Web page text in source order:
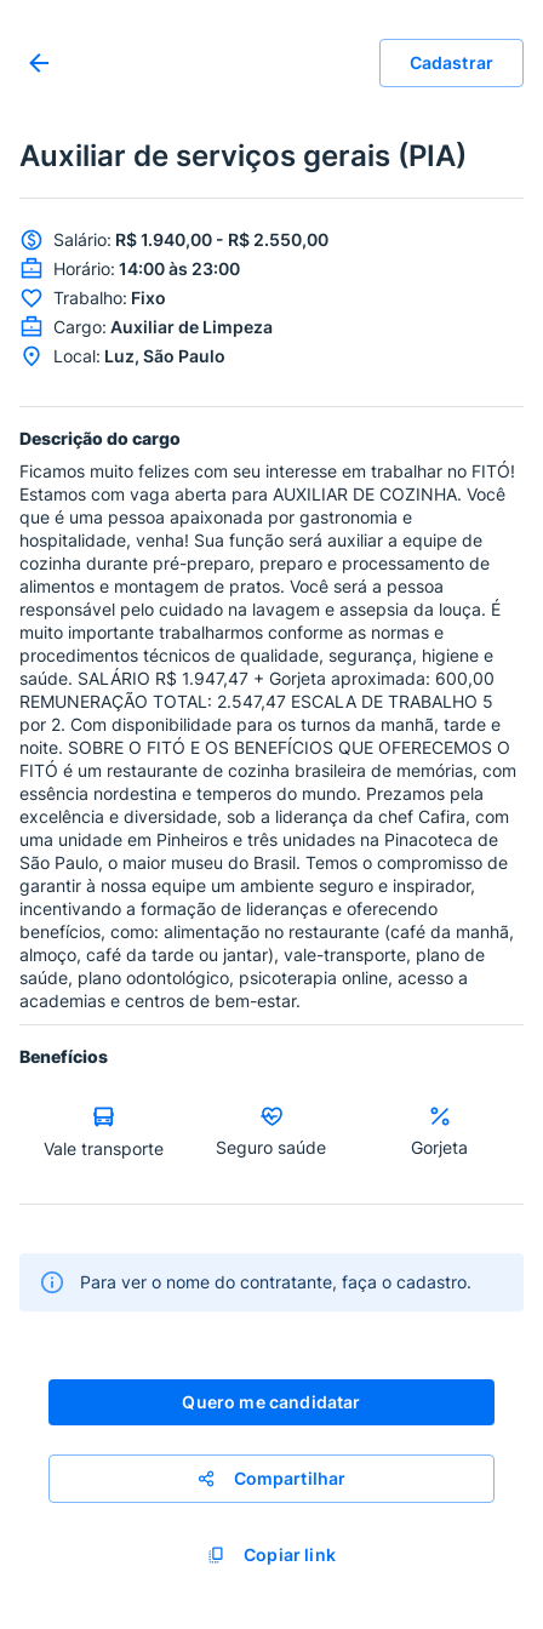
Cadastrar
Auxiliar de serviços gerais (PIA)
Salário: R$ 1.940,00 - R$ 2.550,00
Horário: 14:00 às 23:00
Trabalho: Fixo
Cargo: Auxiliar de Limpeza
Local: Luz, São Paulo
Descrição do cargo
Ficamos muito felizes com seu interesse em trabalhar no FITÓ!
Estamos com vaga aberta para AUXILIAR DE COZINHA. Você
que é uma pessoa apaixonada por gastronomia e
hospitalidade, venha! Sua função será auxiliar a equipe de
cozinha durante pré-preparo, preparo e processamento de
alimentos e montagem de pratos. Você será a pessoa
responsável pelo cuidado na lavagem e assepsia da louça. É
muito importante trabalharmos conforme as normas e
procedimentos técnicos de qualidade, segurança, higiene e
saúde. SALÁRIO R$ 1.947,47 + Gorjeta aproximada: 600,00
REMUNERAÇÃO TOTAL: 2.547,47 ESCALA DE TRABALHO 5
por 2. Com disponibilidade para os turnos da manhã, tarde e
noite. SOBRE O FITÓ E OS BENEFÍCIOS QUE OFERECEMOS O
FITÓ é um restaurante de cozinha brasileira de memórias, com
essência nordestina e temperos do mundo. Prezamos pela
excelência e diversidade, sob a liderança da chef Cafira, com
uma unidade em Pinheiros e três unidades na Pinacoteca de
São Paulo, o maior museu do Brasil. Temos o compromisso de
garantir à nossa equipe um ambiente seguro e inspirador,
incentivando a formação de lideranças e oferecendo
benefícios, como: alimentação no restaurante (café da manhã,
almoço, café da tarde ou jantar), vale-transporte, plano de
saúde, plano odontológico, psicoterapia online, acesso a
academias e centros de bem-estar.
Benefícios
Vale transporte Seguro saúde Gorjeta
Para ver o nome do contratante, faça o cadastro.
Quero me candidatar
Compartilhar
Copiar link